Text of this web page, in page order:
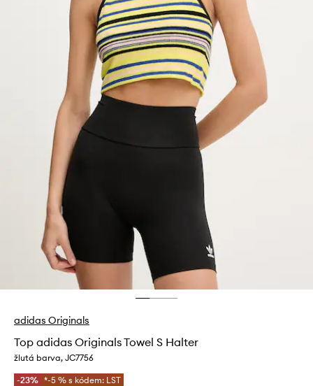
adidas Originals
Top adidas Originals Towel S Halter
žlutá barva, JC7756
-23% *-5 % s kódem: LST